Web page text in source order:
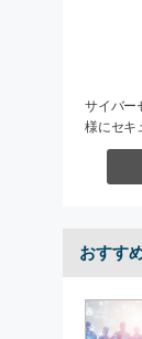
サイバー
様にセキ
おすす